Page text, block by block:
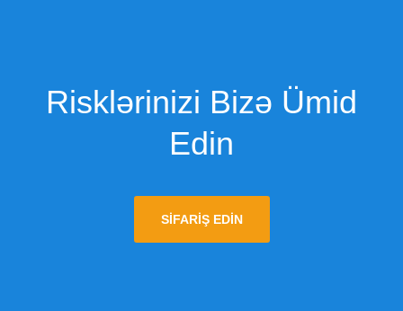
Risklərinizi Bizə Ümid
Edin
SIFARIŞ EDIN